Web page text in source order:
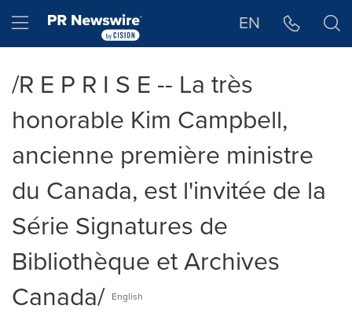
Hamburger menu EN
/R E P R I S E -- La très
honorable Kim Campbell,
ancienne première ministre
du Canada, est l'invitée de la
Série Signatures de
Bibliothèque et Archives
Canada/ English